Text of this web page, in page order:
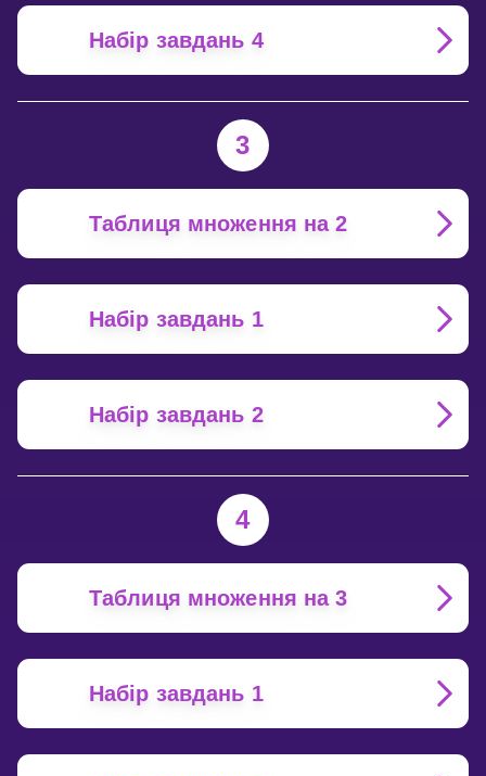
Набір завдань 4
3
Таблиця множення на 2
Набір завдань 1
Набір завдань 2
4
Таблиця множення на 3
Набір завдань 1